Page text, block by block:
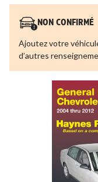
NON CONFIRMÉ
Ajoutez votre
d’autres